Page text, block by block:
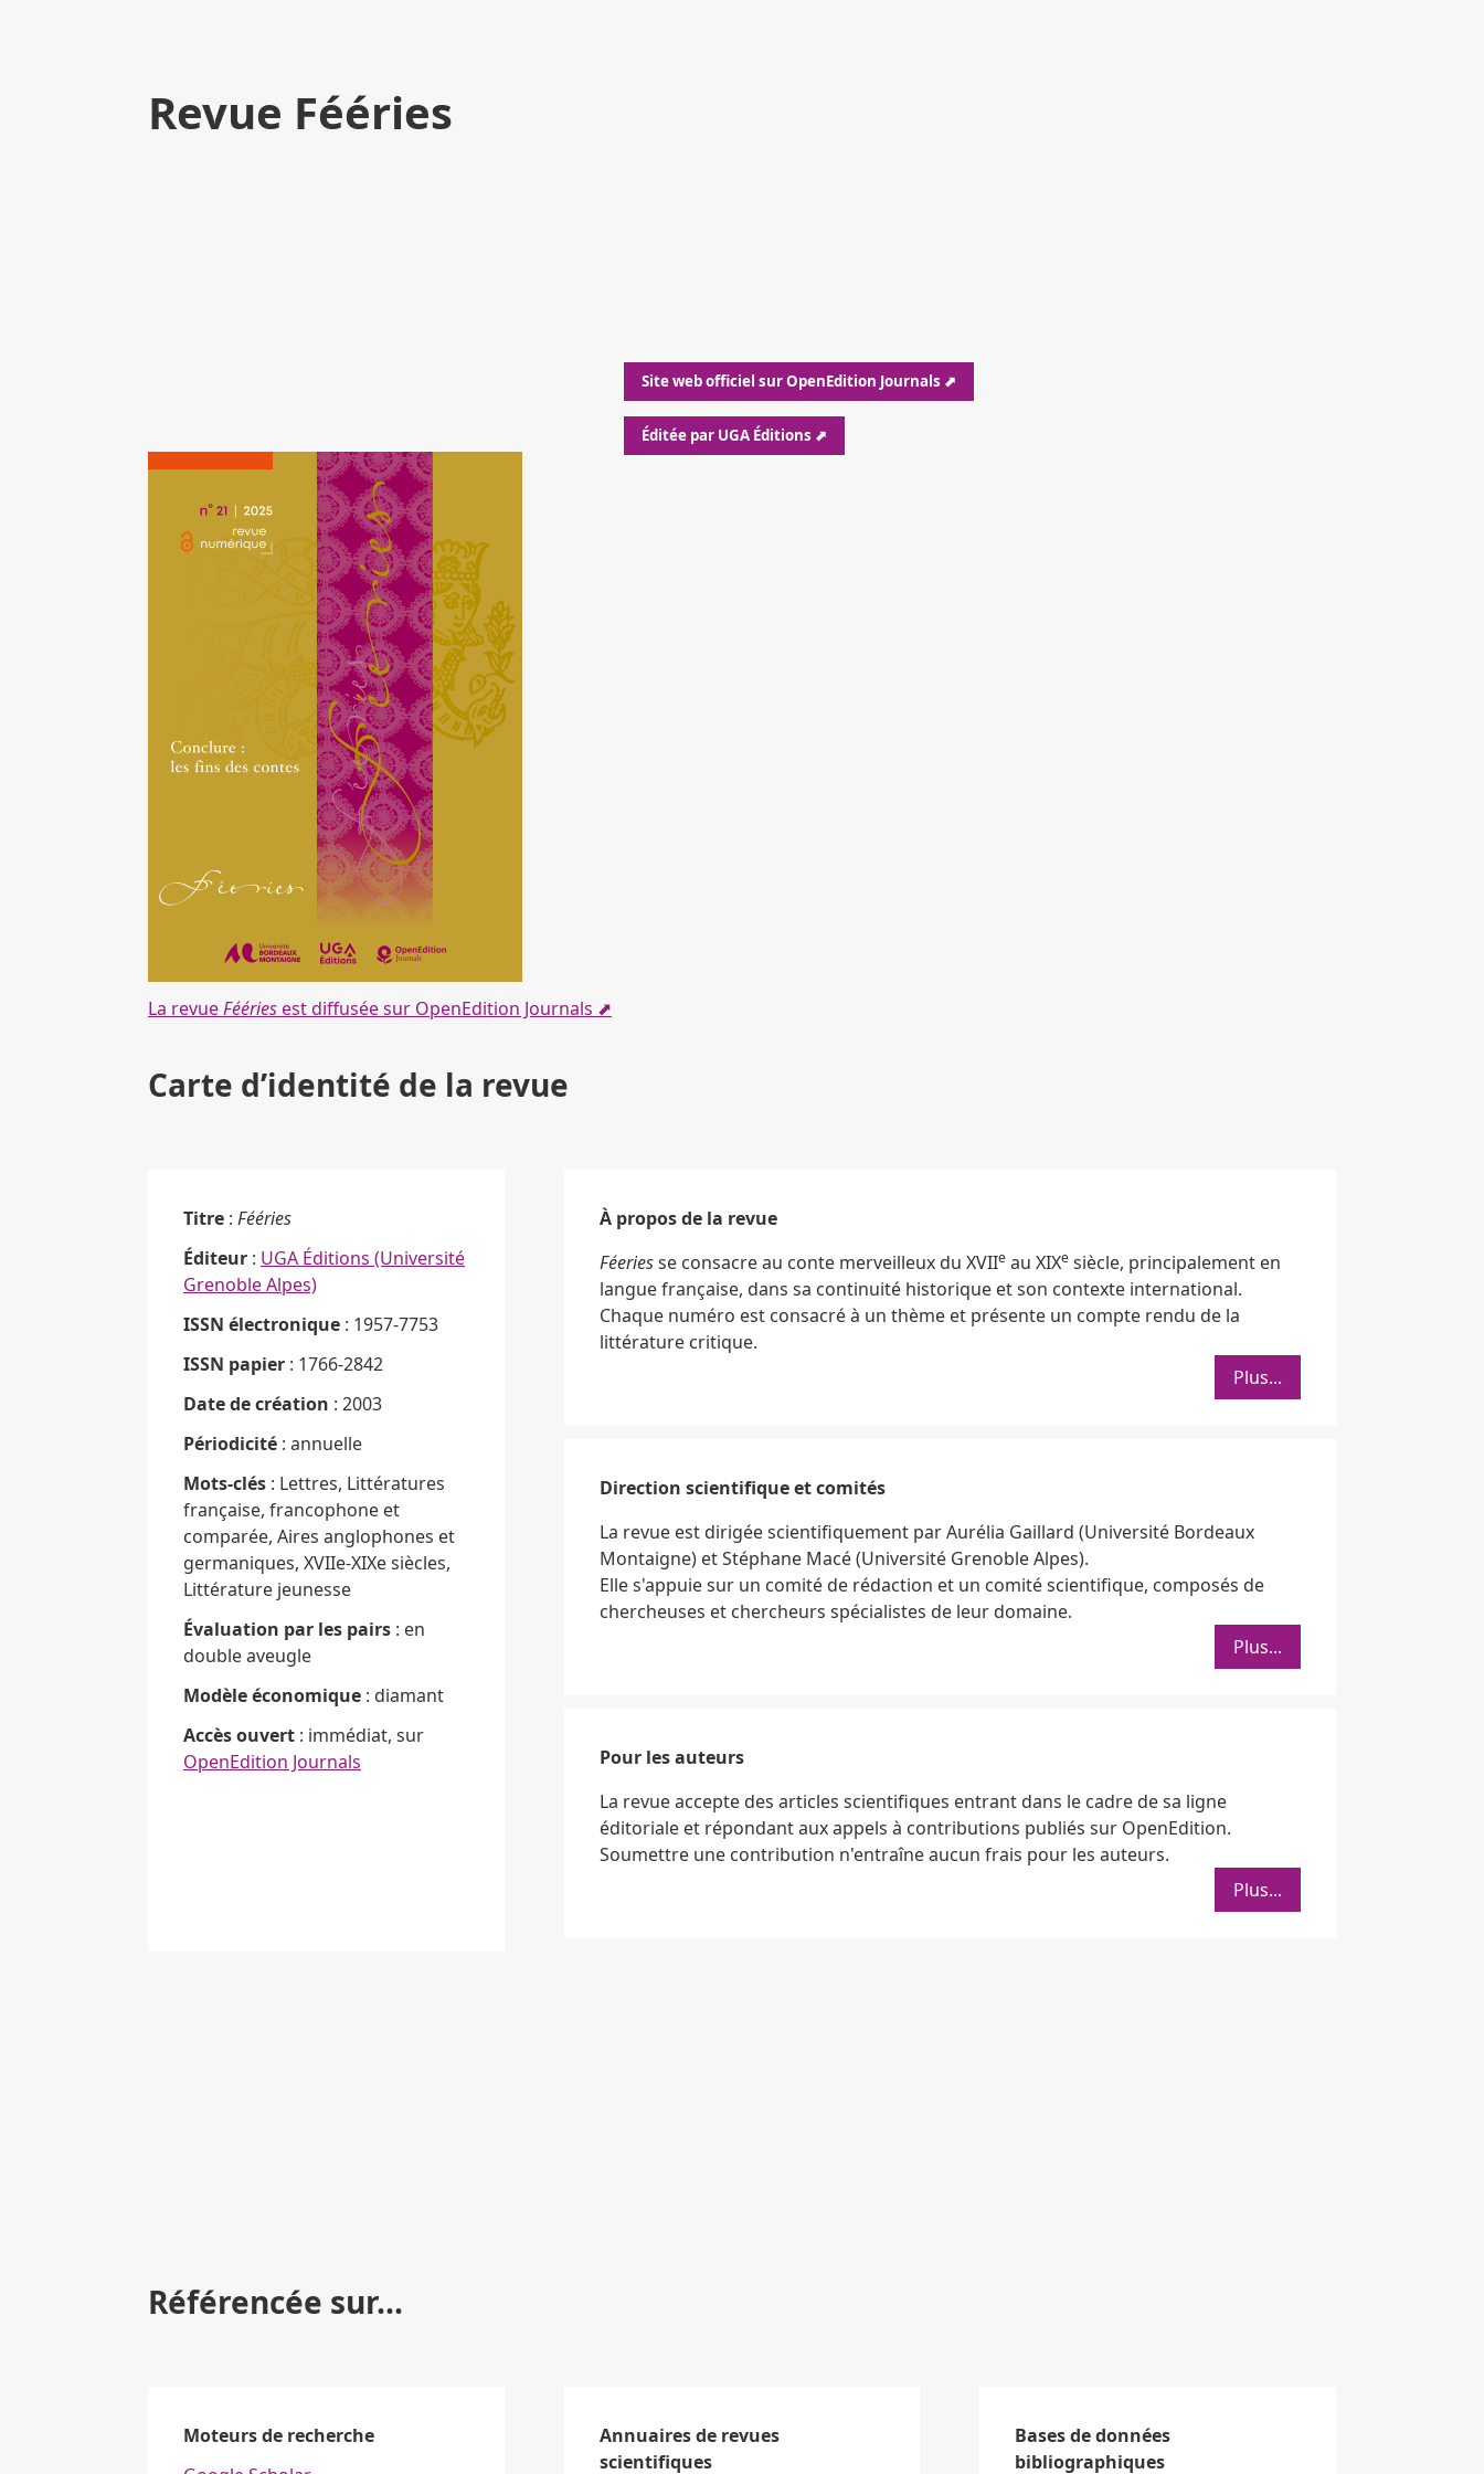
Revue Fééries
Site web officiel sur OpenEdition Journals ⬈
Éditée par UGA Éditions ⬈
La revueFéériesest diffusée sur OpenEdition Journals ⬈
Carte d’identité de la revue
Titre : Fééries
Éditeur : UGA Éditions (Université
Grenoble Alpes)
ISSN électronique : 1957-7753
ISSN papier : 1766-2842
Date de création : 2003
Périodicité : annuelle
Mots-clés : Lettres, Littératures
française, francophone et
comparée, Aires anglophones et
germaniques, XVIIe-XIXe siècles,
Littérature jeunesse
Évaluation par les pairs : en
double aveugle
Modèle économique : diamant
Accès ouvert : immédiat, sur
OpenEdition Journals
À propos de la revue
Féeriesse consacre au conte merveilleux du XVIIeau XIXesiècle, principalement en
langue française, dans sa continuité historique et son contexte international.
Chaque numéro est consacré à un thème et présente un compte rendu de la
littérature critique.
Plus...
Direction scientifique et comités
La revue est dirigée scientifiquement par Aurélia Gaillard (Université Bordeaux
Montaigne) et Stéphane Macé (Université Grenoble Alpes).
Elle s'appuie sur un comité de rédaction et un comité scientifique, composés de
chercheuses et chercheurs spécialistes de leur domaine.
Plus...
Pour les auteurs
La revue accepte des articles scientifiques entrant dans le cadre de sa ligne
éditoriale et répondant aux appels à contributions publiés sur OpenEdition.
Soumettre une contribution n'entraîne aucun frais pour les auteurs.
Plus...
Référencée sur...
Moteurs de recherche
Annuaires de revues
scientifiques
Bases de données
bibliographiques